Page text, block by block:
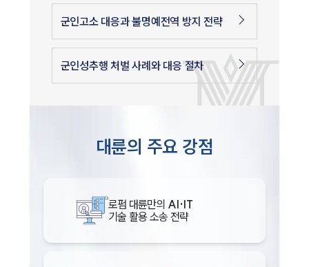
군인고소 대응과 불명예전역 방지 전략
군인성추행 처벌 사례와 대응 절차
대륜의 주요 강점
로펌 대륜만의 AI·IT
기술 활용 소송 전략